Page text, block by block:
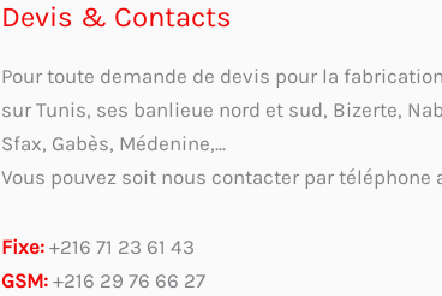
Devis & Contacts
Pour toute demande de devis pour la
sur Tunis, ses banlieue nord et sud, Bizerte,
Sfax, Gabès, Médenine,...
Vous pouvez soit nous contacter par téléphone
Fixe: +216 71 23 61 43
GSM: +216 29 76 66 27